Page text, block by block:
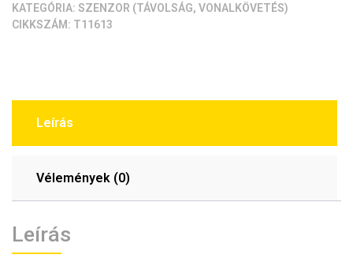
KATEGÓRIA: SZENZOR (TÁVOLSÁG, VONALKÖVETÉS)
CIKKSZÁM: T11613
Leírás
Vélemények (0)
Leírás